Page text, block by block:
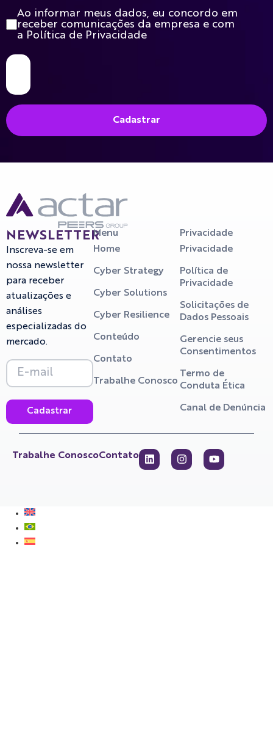
Ao informar meus dados, eu concordo em
receber comunicações da empresa e com
a Política de Privacidade
Cadastrar
NEWSLETTER
Inscreva-se em
nossa newsletter
para receber
atualizações e
análises
especializadas do
mercado.
Cadastrar
Menu
Home
Cyber Strategy
Cyber Solutions
Cyber Resilience
Conteúdo
Contato
Trabalhe Conosco
Privacidade
Privacidade
Política de
Privacidade
Solicitações de
Dados Pessoais
Gerencie seus
Consentimentos
Termo de
Conduta Ética
Canal de Denúncia
Trabalhe ConoscoContato